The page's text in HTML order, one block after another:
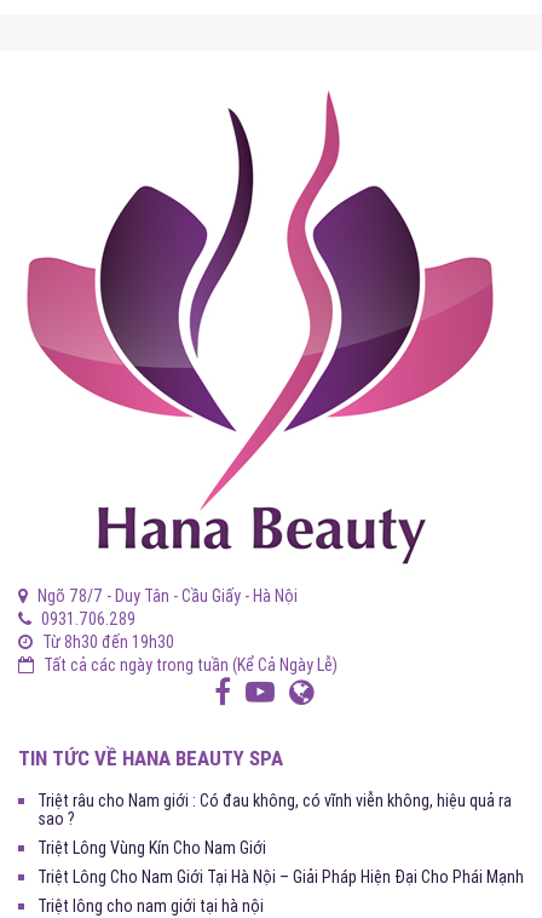
Ngõ 78/7 - Duy Tân - Cầu Giấy - Hà Nội
0931.706.289
Từ 8h30 đến 19h30
Tất cả các ngày trong tuần (Kể Cả Ngày Lễ)
TIN TỨC VỀ HANA BEAUTY SPA
Triệt râu cho Nam giới : Có đau không, có vĩnh viễn không, hiệu quả ra
sao ?
Triệt Lông Vùng Kín Cho Nam Giới
Triệt Lông Cho Nam Giới Tại Hà Nội – Giải Pháp Hiện Đại Cho Phái Mạnh
Triệt lông cho nam giới tại hà nội